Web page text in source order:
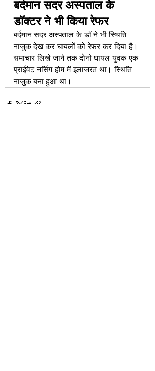
बर्दमान सदर अस्पताल के
डॉक्टर ने भी किया रेफर
बर्दमान सदर अस्पताल के डॉ ने भी स्थिति
नाजुक देख कर घायलों को रेफर कर दिया है।
समाचार लिखे जाने तक दोनो घायल युवक एक
प्राईवेट नर्सिंग होम में इलाजरत था। स्थिति
नाजुक बना हुआ था।